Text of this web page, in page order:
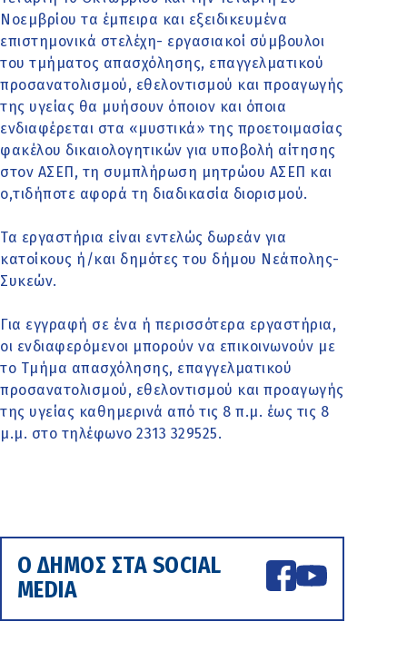
Νοεμβρίου τα έμπειρα και εξειδικευμένα
επιστημονικά στελέχη- εργασιακοί σύμβουλοι
του τμήματος απασχόλησης, επαγγελματικού
προσανατολισμού, εθελοντισμού και προαγωγής
της υγείας θα μυήσουν όποιον και όποια
ενδιαφέρεται στα «μυστικά» της προετοιμασίας
φακέλου δικαιολογητικών για υποβολή αίτησης
στον ΑΣΕΠ, τη συμπλήρωση μητρώου ΑΣΕΠ και
ο,τιδήποτε αφορά τη διαδικασία διορισμού.
Τα εργαστήρια είναι εντελώς δωρεάν για
κατοίκους ή/και δημότες του δήμου Νεάπολης-
Συκεών.
Για εγγραφή σε ένα ή περισσότερα εργαστήρια,
οι ενδιαφερόμενοι μπορούν να επικοινωνούν με
το Τμήμα απασχόλησης, επαγγελματικού
προσανατολισμού, εθελοντισμού και προαγωγής
της υγείας καθημερινά από τις 8 π.μ. έως τις 8
μ.μ. στο τηλέφωνο 2313 329525.
Ο ΔΗΜΟΣ ΣΤΑ SOCIAL
MEDIA